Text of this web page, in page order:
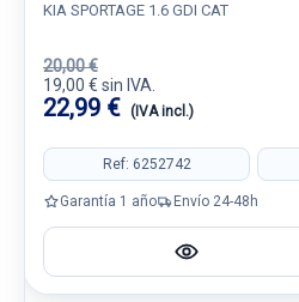
KIA SPORTAGE 1.6 GDI CAT
20,00 €
19,00 € sin IVA.
22,99 € (IVA incl.)
Ref: 6252742
Garantía 1 año Envío 24-48h